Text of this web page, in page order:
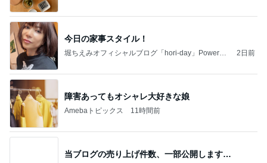
今日の家事スタイル！
堀ちえみオフィシャルブログ「hori-day」Powered
2日前
障害あってもオシャレ大好きな娘
Amebaトピックス 11時間前
当ブログの売り上げ件数、一部公開します…